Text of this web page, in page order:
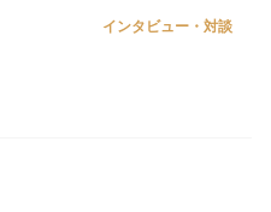
インタビュー・対談